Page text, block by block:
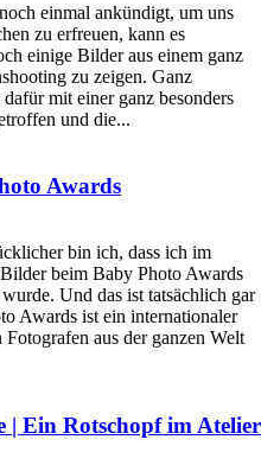
einmal ankündigt, um uns
zu erfreuen, kann es
einige Bilder aus einem ganz
zu zeigen. Ganz
mit einer ganz besonders
und die...
Awards
bin ich, dass ich im
beim Baby Photo Awards
Und das ist tatsächlich gar
Awards ist ein internationaler
aus der ganzen Welt
Ein Rotschopf im Atelier